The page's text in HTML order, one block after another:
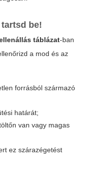
be!
táblázat-ban
a mod és az
forrásból származó
határát;
van vagy magas
ez szárazégetést